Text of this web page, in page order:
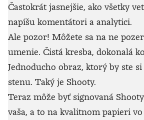
Častokrát jasnejšie, ako všetky
napíšu komentátori a analytici.
Ale pozor! Môžete sa na ne
umenie. Čistá kresba, dokonalá
Jednoducho obraz, ktorý by ste
stenu. Taký je Shooty.
Teraz môže byť signovaná
vaša, a to na kvalitnom papieri